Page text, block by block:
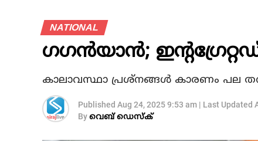
NATIONAL
ഗഗൻയാൻ;
കാലാവസ്ഥാ പ്രശ്‌നങ്ങള്‍ കാരണം പല
Published Aug 24, 2025 9:53 am | Last Updated
Byവെബ് ഡെസ്‌ക്